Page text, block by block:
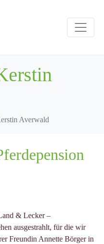
Averwald
& Lecker –
ausgestrahlt, für die wir
Freundin Annette Börger in